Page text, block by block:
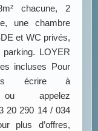
chacune, 2
une chambre
et WC privés,
LOYER
incluses Pour
écrire à
ou appelez
20 290 14 / 034
plus d’offres,